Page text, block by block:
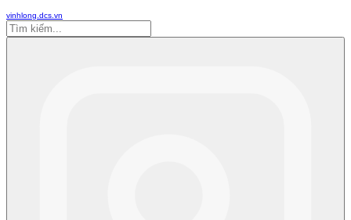
vinhlong.dcs.vn